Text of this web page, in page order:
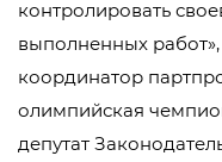
контролировать
выполненных
координатор
олимпийская
депутат